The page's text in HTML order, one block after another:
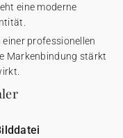
eine moderne
professionellen
Markenbindung stärkt